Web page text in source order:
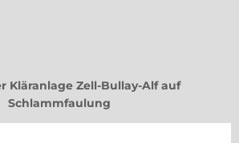
Kläranlage Zell-Bullay-Alf auf
Schlammfaulung